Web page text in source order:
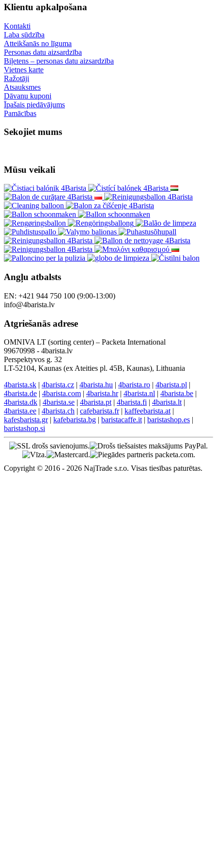
Klientu apkalpošana
Kontakti
Laba sūdzība
Atteikšanās no līguma
Personas datu aizsardzība
Biļetens – personas datu aizsardzība
Vietnes karte
Ražotāji
Atsauksmes
Dāvanu kuponi
Īpašais piedāvājums
Pamācības
Sekojiet mums
Mūsu veikali
Angļu atbalsts
EN: +421 944 750 100 (9:00-13:00)
info@4barista.lv
Atgriešanās adrese
OMNIVA LT (sorting center) – Packeta International
99670998 - 4barista.lv
Perspektyvos g. 32
LT-52104, Kaunas (ex Ateities pl. 45B, Kaunas), Lithuania
4barista.sk | 4barista.cz | 4barista.hu | 4barista.ro | 4barista.pl |
4barista.de | 4barista.com | 4barista.hr| 4barista.nl | 4barista.be |
4barista.dk | 4barista.se | 4barista.pt | 4barista.fi | 4barista.lt |
4barista.ee | 4barista.ch | cafebarista.fr| kaffeebarista.at |
kafesbarista.gr| kafebarista.bg | baristacaffe.it | baristashop.es |
baristashop.si
Copyright © 2016 - 2026 NajTrade s.r.o. Visas tiesības paturētas.